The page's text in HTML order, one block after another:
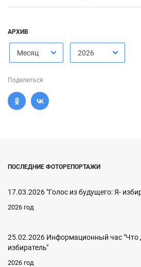
АРХИВ
Месяц 2026
Поделиться
ПОСЛЕДНИЕ ФОТОРЕПОРТАЖИ
17.03.2026 "Голос из будущего: Я-
2026 год
25.02.2026 Информационный час "Что
избиратель"
2026 год